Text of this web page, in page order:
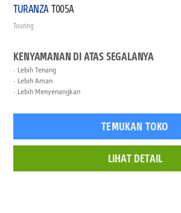
TURANZAT005A
Touring
KENYAMANAN DI ATAS SEGALANYA
Lebih Tenang
Lebih Aman
Lebih Menyenangkan
TEMUKAN TOKO
LIHAT DETAIL